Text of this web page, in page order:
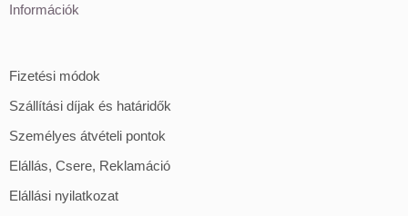
Információk
Fizetési módok
Szállítási díjak és határidők
Személyes átvételi pontok
Elállás, Csere, Reklamáció
Elállási nyilatkozat